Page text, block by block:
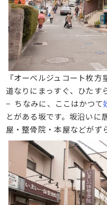
『オーベルジュコート枚
道なりにまっすぐ、ひたす
− ちなみに、ここはかつて
とがある坂です。坂沿いに
屋・整骨院・本屋などがず